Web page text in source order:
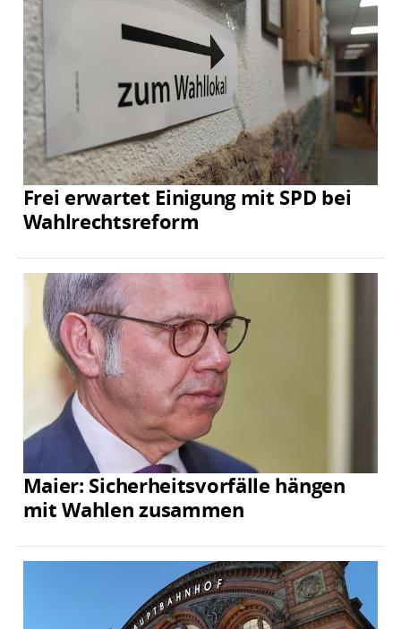
Frei erwartet Einigung mit SPD bei
Wahlrechtsreform
Maier: Sicherheitsvorfälle hängen
mit Wahlen zusammen